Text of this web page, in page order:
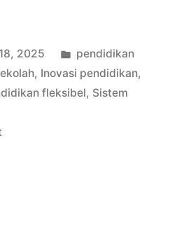
Sekolah?
2025
Posted
in
pendidikan
, Inovasi pendidikan,
fleksibel, Sistem
on